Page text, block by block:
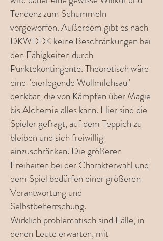
Tendenz zum Schummeln
vorgeworfen. Außerdem gibt es nach
DKWDDK keine Beschränkungen bei
den Fähigkeiten durch
Punktekontingente. Theoretisch wäre
eine "eierlegende Wollmilchsau"
denkbar, die von Kämpfen über Magie
bis Alchemie alles kann. Hier sind die
Spieler gefragt, auf dem Teppich zu
bleiben und sich freiwillig
einzuschränken. Die größeren
Freiheiten bei der Charakterwahl und
dem Spiel bedürfen einer größeren
Verantwortung und
Selbstbeherrschung.
Wirklich problematisch sind Fälle, in
denen Leute erwarten, mit